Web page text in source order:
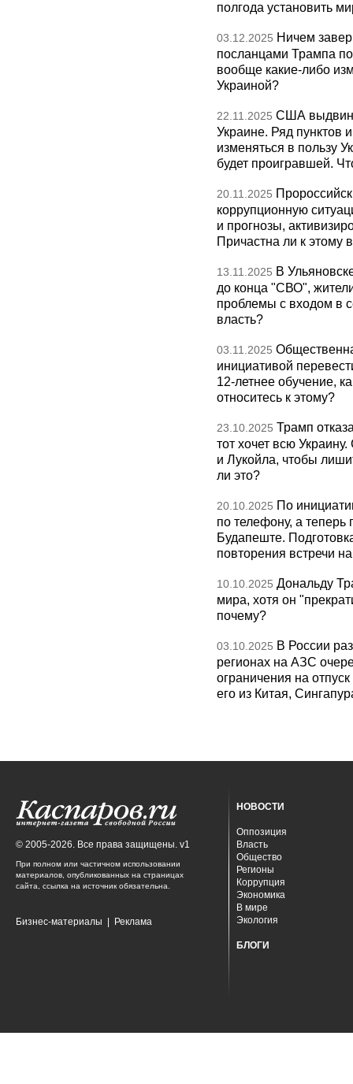
полгода установить
03.12.2025 Ничем
посланцами Трампа
вообще какие-либо
Украиной?
22.11.2025 США
Украине. Ряд пунктов
изменяться в пользу
будет проигравшей.
20.11.2025
коррупционную
и прогнозы,
Причастна ли к этому
13.11.2025 В
до конца "СВО",
проблемы с входом в
власть?
03.11.2025
инициативой
12-летнее обучение,
относитесь к этому?
23.10.2025 Трамп
тот хочет всю
и Лукойла, чтобы
ли это?
20.10.2025 По
по телефону, а теперь
Будапеште.
повторения встречи
10.10.2025 Дональду
мира, хотя он
почему?
03.10.2025 В России
регионах на АЗС
ограничения на
его из Китая,
© 2005-2026. Все права защищены. v1
При полном или частичном использовании
материалов, опубликованных на страницах
сайта, ссылка на источник обязательна.
Бизнес-материалы Реклама
НОВОСТИ
Оппозиция
Власть
Общество
Регионы
Коррупция
Экономика
В мире
Экология
БЛОГИ